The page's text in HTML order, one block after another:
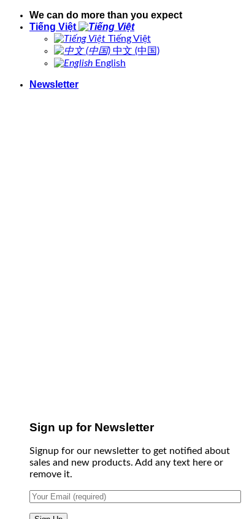
We can do more than you expect
Tiếng Việt
Tiếng Việt
中文 (中国)
English
Newsletter
Sign up for Newsletter
Signup for our newsletter to get notified about
sales and new products. Add any text here or
remove it.